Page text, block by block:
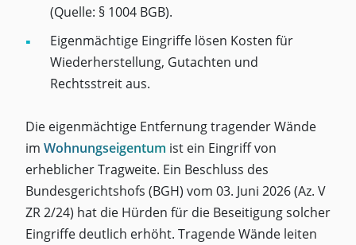
(Quelle: § 1004 BGB).
Eigenmächtige Eingriffe lösen Kosten für
Wiederherstellung, Gutachten und
Rechtsstreit aus.
Die eigenmächtige Entfernung tragender Wände
im Wohnungseigentum ist ein Eingriff von
erheblicher Tragweite. Ein Beschluss des
Bundesgerichtshofs (BGH) vom 03. Juni 2026 (Az. V
ZR 2/24) hat die Hürden für die Beseitigung solcher
Eingriffe deutlich erhöht. Tragende Wände leiten